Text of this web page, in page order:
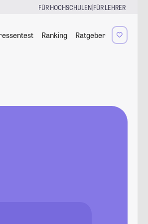
FÜR HOCHSCHULEN|FÜR LEHRER
Ranking Ratgeber